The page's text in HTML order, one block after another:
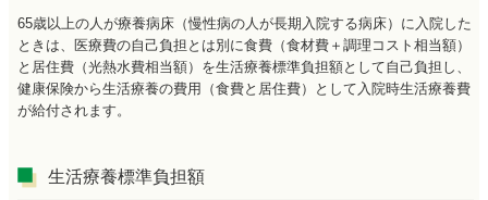
65歳以上の人が療養病床（慢性病の人が長期入院する病床）に入院した
ときは、医療費の自己負担とは別に食費（食材費＋調理コスト相当額）
と居住費（光熱水費相当額）を生活療養標準負担額として自己負担し、
健康保険から生活療養の費用（食費と居住費）として入院時生活療養費
が給付されます。
生活療養標準負担額